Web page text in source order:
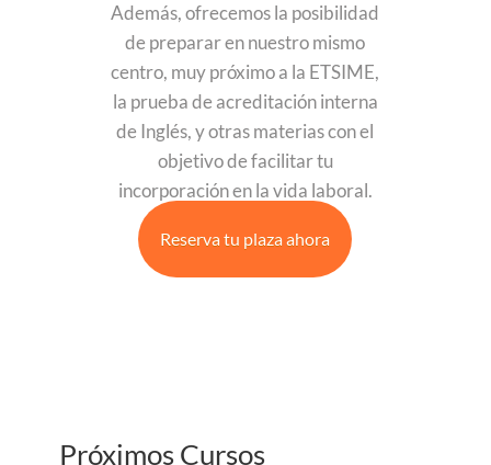
Además, ofrecemos la posibilidad
de preparar en nuestro mismo
centro, muy próximo a la ETSIME,
la prueba de acreditación interna
de Inglés, y otras materias con el
objetivo de facilitar tu
incorporación en la vida laboral.
Reserva tu plaza ahora
Próximos Cursos